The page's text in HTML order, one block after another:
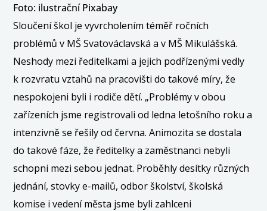
Foto: ilustrační Pixabay
Sloučení škol je vyvrcholením téměř ročních
problémů v MŠ Svatováclavská a v MŠ Mikulášská.
Neshody mezi ředitelkami a jejich podřízenými vedly
k rozvratu vztahů na pracovišti do takové míry, že
nespokojeni byli i rodiče dětí. „Problémy v obou
zařízeních jsme registrovali od ledna letošního roku a
intenzivně se řešily od června. Animozita se dostala
do takové fáze, že ředitelky a zaměstnanci nebyli
schopni mezi sebou jednat. Proběhly desítky různých
jednání, stovky e-mailů, odbor školství, školská
komise i vedení města jsme byli zahlceni